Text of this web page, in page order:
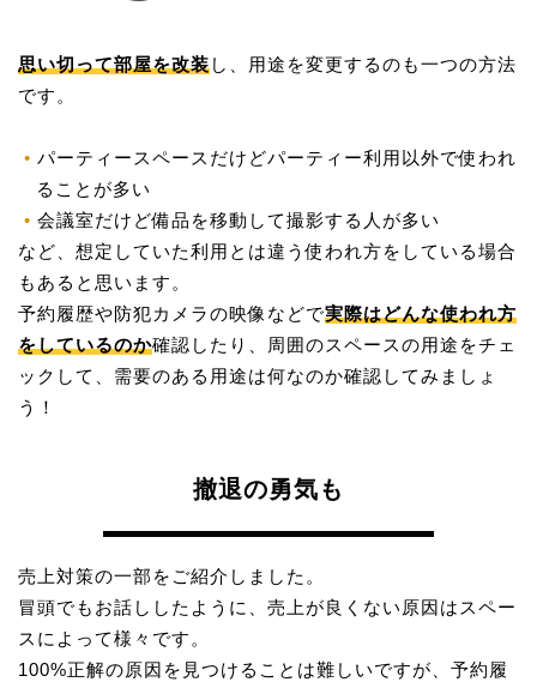
思い切って部屋を改装し、用途を変更するのも一つの方法
です。
パーティースペースだけどパーティー利用以外で使われ
ることが多い
会議室だけど備品を移動して撮影する人が多い
など、想定していた利用とは違う使われ方をしている場合
もあると思います。
予約履歴や防犯カメラの映像などで実際はどんな使われ方
をしているのか確認したり、周囲のスペースの用途をチェ
ックして、需要のある用途は何なのか確認してみましょ
う！
撤退の勇気も
売上対策の一部をご紹介しました。
冒頭でもお話ししたように、売上が良くない原因はスペー
スによって様々です。
100%正解の原因を見つけることは難しいですが、予約履